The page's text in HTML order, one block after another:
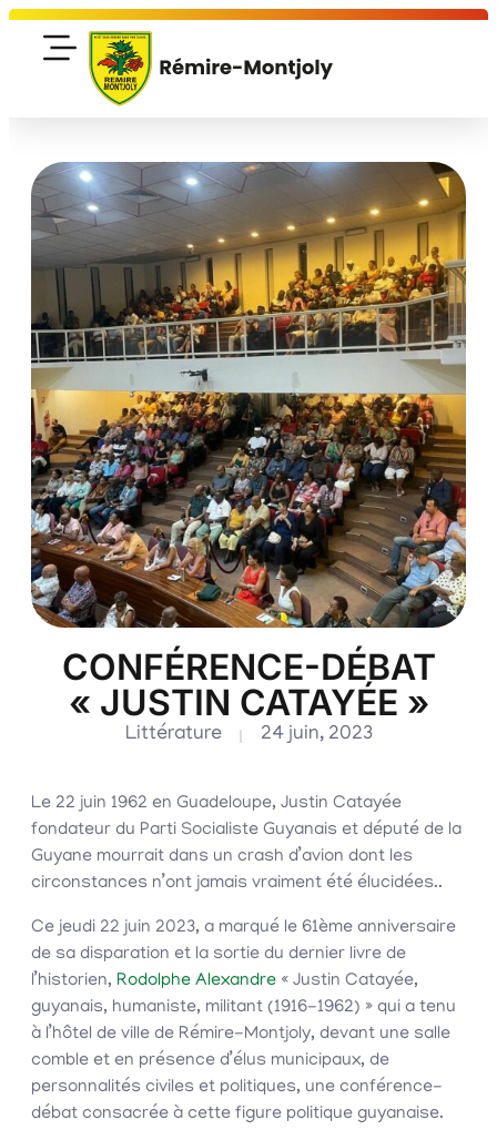
CONFÉRENCE-DÉBAT
« JUSTIN CATAYÉE »
Littérature 24 juin, 2023
Le 22 juin 1962 en Guadeloupe, Justin Catayée
fondateur du Parti Socialiste Guyanais et député de la
Guyane mourrait dans un crash d’avion dont les
circonstances n’ont jamais vraiment été élucidées..
Ce jeudi 22 juin 2023, a marqué le 61ème anniversaire
de sa disparation et la sortie du dernier livre de
l’historien, Rodolphe Alexandre « Justin Catayée,
guyanais, humaniste, militant (1916-1962) » qui a tenu
à l’hôtel de ville de Rémire-Montjoly, devant une salle
comble et en présence d’élus municipaux, de
personnalités civiles et politiques, une conférence-
débat consacrée à cette figure politique guyanaise.